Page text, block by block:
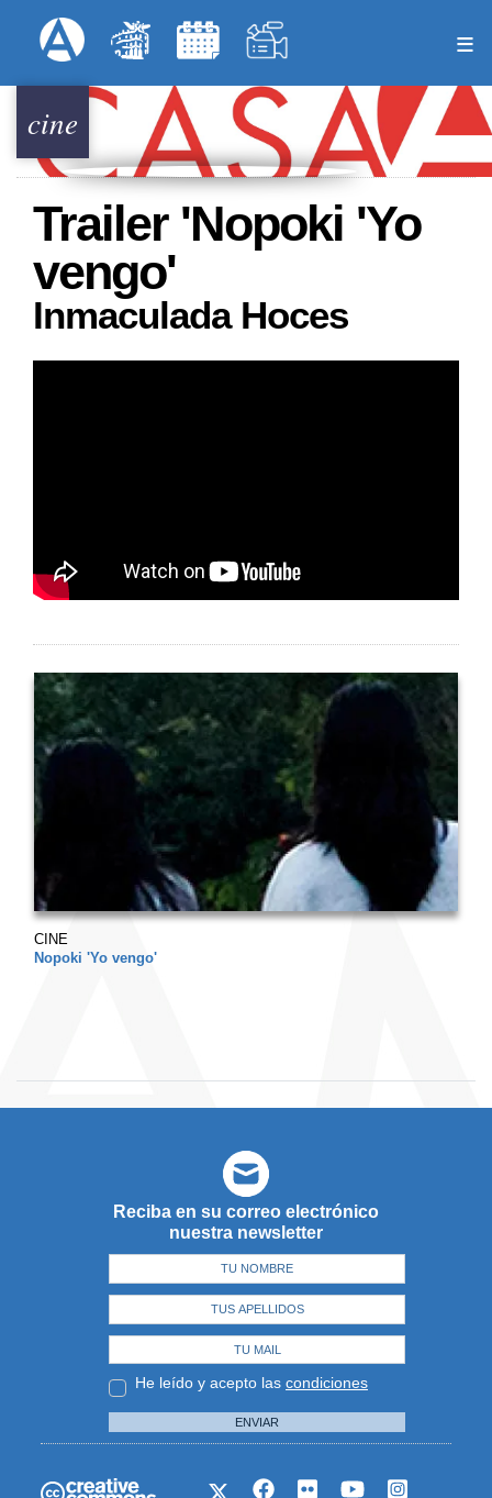
al
principal
Menú Superior
cine
Trailer 'Nopoki 'Yo
vengo'
Inmaculada Hoces
CINE
Nopoki 'Yo vengo'
Reciba en su correo electrónico
nuestra newsletter
He leído y acepto las condiciones
ENVIAR